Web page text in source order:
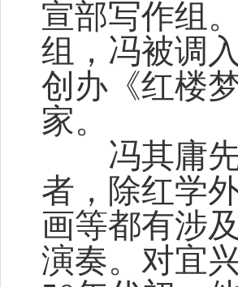
宣部写作组
组，冯被调
创办《红楼
家。
冯其庸先
者，除红学
画等都有涉
演奏。对宜